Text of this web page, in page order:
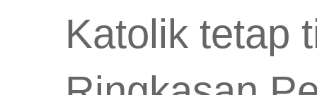
Katolik tetap